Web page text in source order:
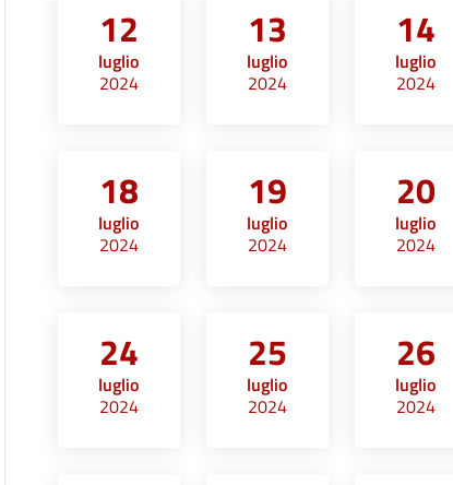
12
luglio
2024
13
luglio
2024
14
luglio
2024
18
luglio
2024
19
luglio
2024
20
luglio
2024
24
luglio
2024
25
luglio
2024
26
luglio
2024